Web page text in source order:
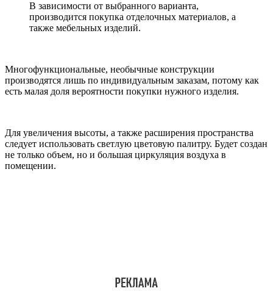
В зависимости от выбранного варианта,
производится покупка отделочных материалов, а
также мебельных изделий.
Многофункциональные, необычные конструкции
производятся лишь по индивидуальным заказам, потому как
есть малая доля вероятности покупки нужного изделия.
Для увеличения высоты, а также расширения пространства
следует использовать светлую цветовую палитру. Будет создан
не только объем, но и большая циркуляция воздуха в
помещении.